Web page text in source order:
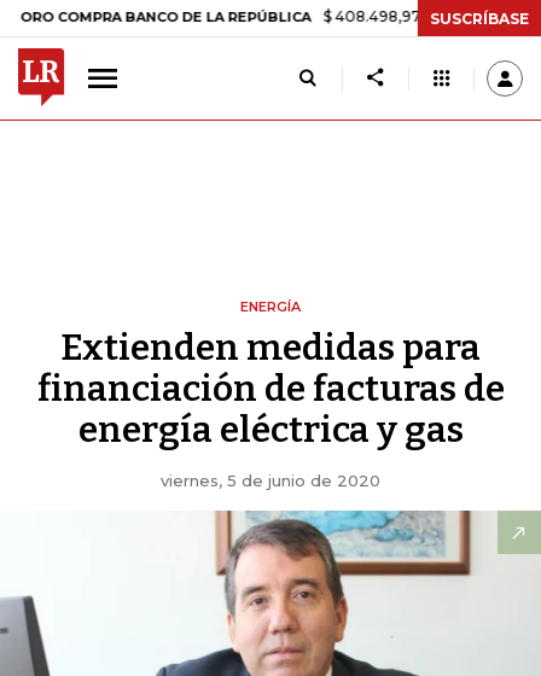
BANCO DE LA REPÚBLICA $ 408.498,97 +$ 8.753,81 +2,19%
SUSCRÍBASE
ENERGÍA
Extienden medidas para
financiación de facturas de
energía eléctrica y gas
viernes, 5 de junio de 2020